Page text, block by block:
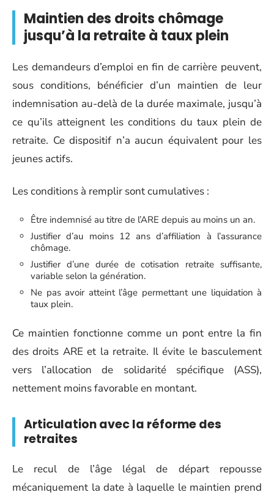
Maintien des droits chômage
jusqu’à la retraite à taux plein
Les demandeurs d’emploi en fin de carrière peuvent,
sous conditions, bénéficier d’un maintien de leur
indemnisation au-delà de la durée maximale, jusqu’à
ce qu’ils atteignent les conditions du taux plein de
retraite. Ce dispositif n’a aucun équivalent pour les
jeunes actifs.
Les conditions à remplir sont cumulatives :
Être indemnisé au titre de l’ARE depuis au moins un an.
Justifier d’au moins 12 ans d’affiliation à l’assurance
chômage.
Justifier d’une durée de cotisation retraite suffisante,
variable selon la génération.
Ne pas avoir atteint l’âge permettant une liquidation à
taux plein.
Ce maintien fonctionne comme un pont entre la fin
des droits ARE et la retraite. Il évite le basculement
vers l’allocation de solidarité spécifique (ASS),
nettement moins favorable en montant.
Articulation avec la réforme des
retraites
Le recul de l’âge légal de départ repousse
mécaniquement la date à laquelle le maintien prend